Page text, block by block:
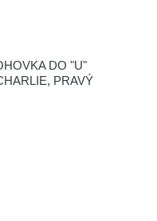
DO "U"
PRAVÝ